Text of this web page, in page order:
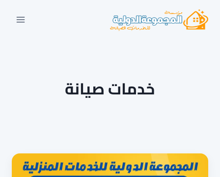
التجاوز
المحتوى
خدمات صيانة